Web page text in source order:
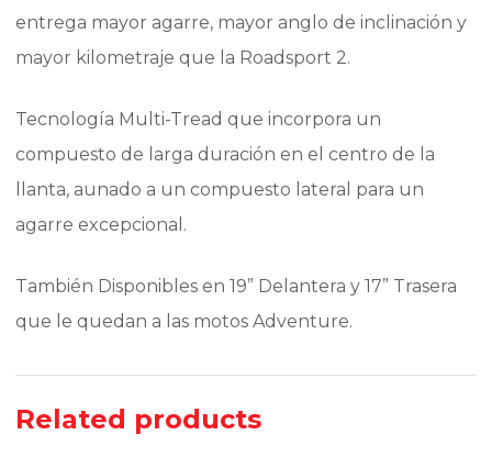
entrega mayor agarre, mayor anglo de inclinación y
mayor kilometraje que la Roadsport 2.
Tecnología Multi-Tread que incorpora un
compuesto de larga duración en el centro de la
llanta, aunado a un compuesto lateral para un
agarre excepcional.
También Disponibles en 19” Delantera y 17” Trasera
que le quedan a las motos Adventure.
Related products